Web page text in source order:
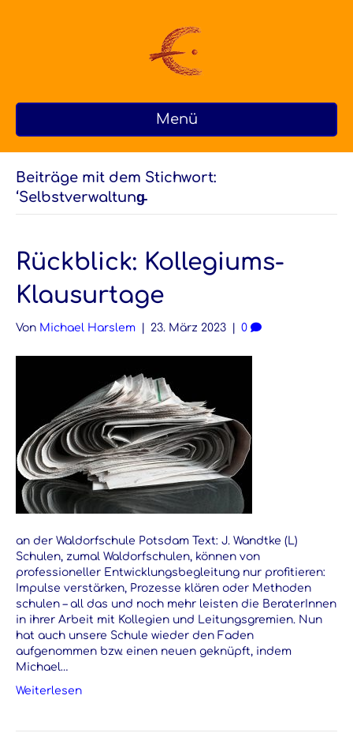
Menü
Beiträge mit dem Stichwort:
‘Selbstverwaltung̵
Rückblick: Kollegiums-
Klausurtage
Von Michael Harslem 23. März 2023 0
an der Waldorfschule Potsdam Text: J. Wandtke (L)
Schulen, zumal Waldorfschulen, können von
professioneller Entwicklungsbegleitung nur profitieren:
Impulse verstärken, Prozesse klären oder Methoden
schulen – all das und noch mehr leisten die BeraterInnen
in ihrer Arbeit mit Kollegien und Leitungsgremien. Nun
hat auch unsere Schule wieder den Faden
aufgenommen bzw. einen neuen geknüpft, indem
Michael…
Weiterlesen